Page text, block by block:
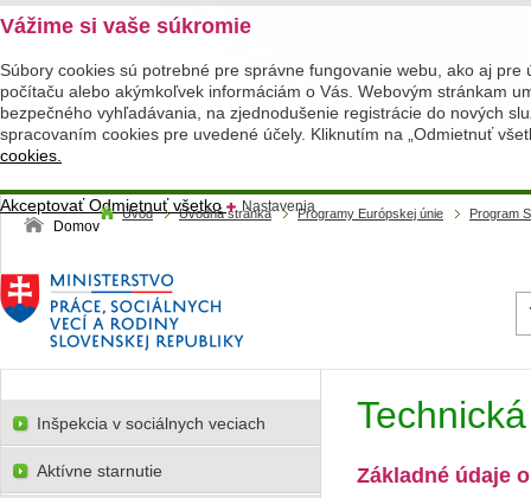
Vážime si vaše súkromie
Súbory cookies sú potrebné pre správne fungovanie webu, ako aj
počítaču alebo akýmkoľvek informáciám o Vás. Webovým stránkam
bezpečného vyhľadávania, na zjednodušenie registrácie do nových
spracovaním cookies pre uvedené účely. Kliknutím na „Odmietnuť
cookies.
AkceptovaťOdmietnuť všetko
Nastavenia
Domov
Úvod Úvodná stránka Programy Európskej únie Program
Základné údaje
Inšpekcia v sociálnych veciach
Aktívne starnutie